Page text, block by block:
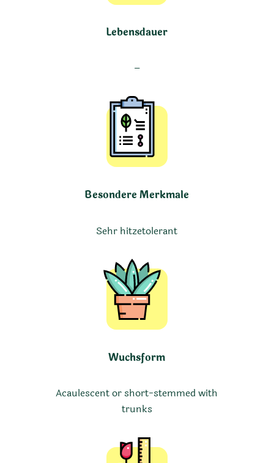
Lebensdauer
–
Besondere Merkmale
Sehr hitzetolerant
Wuchsform
Acaulescent or short-stemmed with
trunks